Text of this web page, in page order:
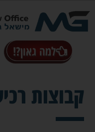
למה גאון?!
קבוצות